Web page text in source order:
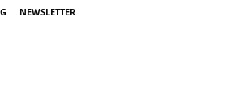
NEWSLETTER